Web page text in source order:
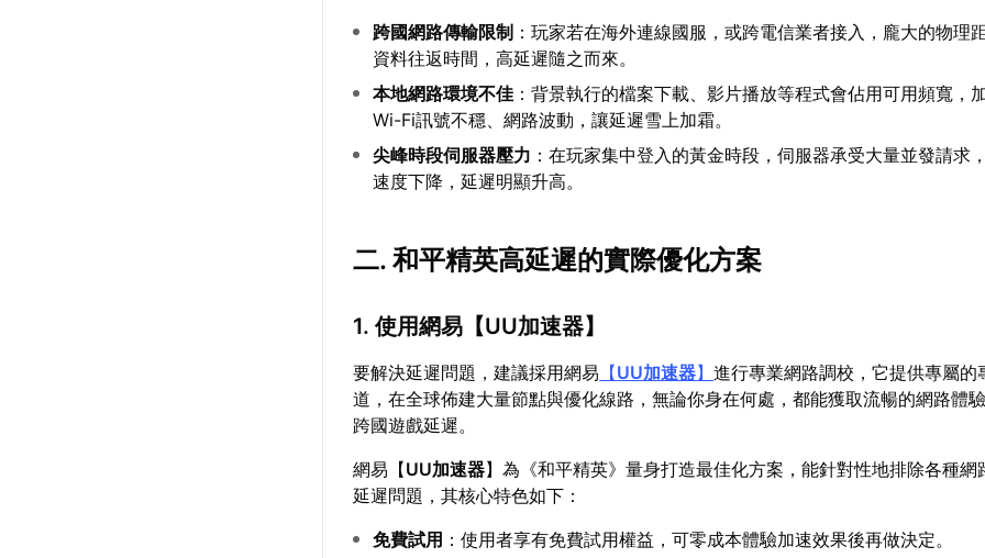
跨國網路傳輸限制 ：玩家若在海外連線國服，或跨電信業者接入，龐大的物理
資料往返時間，高延遲隨之而來。
本地網路環境不佳 ：背景執行的檔案下載、影片播放等程式會佔用可用頻寬，
Wi-Fi訊號不穩、網路波動，讓延遲雪上加霜。
尖峰時段伺服器壓力 ：在玩家集中登入的黃金時段，伺服器承受大量並發請求
速度下降，延遲明顯升高。
二. 和平精英高延遲的實際優化方案
1. 使用網易【UU加速器】
要解決延遲問題，建議採用網易 【UU加速器】進行專業網路調校，它提供專屬的
道，在全球佈建大量節點與優化線路，無論你身在何處，都能獲取流暢的網路體
跨國遊戲延遲。
網易【UU加速器】為《和平精英》量身打造最佳化方案，能針對性地排除各種網
延遲問題，其核心特色如下：
免費試用 ：使用者享有免費試用權益，可零成本體驗加速效果後再做決定。